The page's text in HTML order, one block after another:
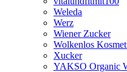
Weleda
Werz
Wiener Zucker
Wolkenlos
Xucker
YAKSO Organic